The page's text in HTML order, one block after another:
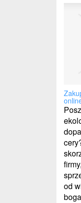
od